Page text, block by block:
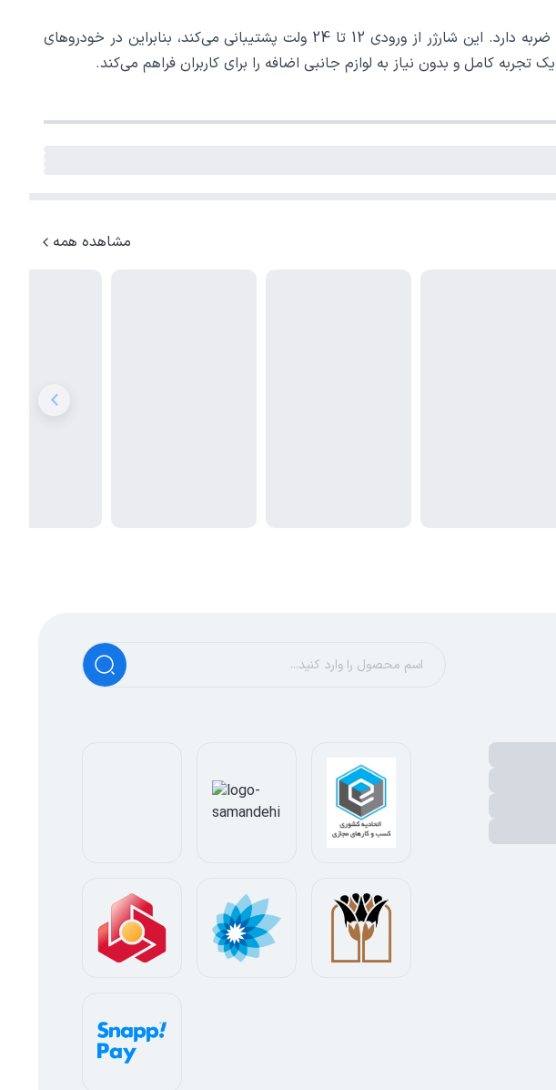
از نظر طراحی، الدینیو C103 با بدنه‌ای از پلی‌کربنات نسوز ساخته شده که مقاومت بالایی در برابر حرارت و ضربه دارد. این شارژر از ورودی 12 تا 24 ولت پشتیبانی می‌کند، بنابراین در خودروهای
مشاهده همه